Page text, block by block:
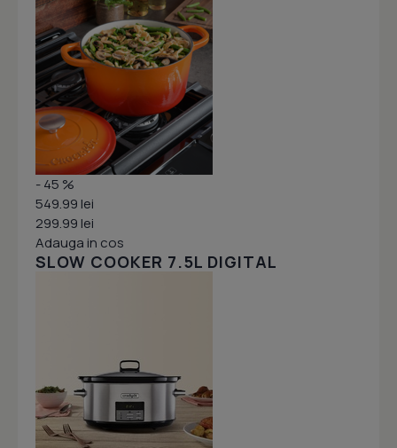
- 45 %
549.99 lei
299.99 lei
Adauga in cos
SLOW COOKER 7.5L DIGITAL